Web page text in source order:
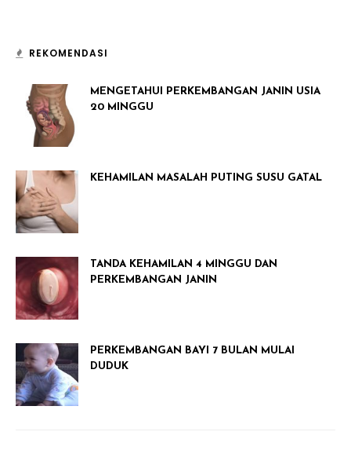
REKOMENDASI
MENGETAHUI PERKEMBANGAN JANIN USIA
20 MINGGU
KEHAMILAN MASALAH PUTING SUSU GATAL
TANDA KEHAMILAN 4 MINGGU DAN
PERKEMBANGAN JANIN
PERKEMBANGAN BAYI 7 BULAN MULAI
DUDUK